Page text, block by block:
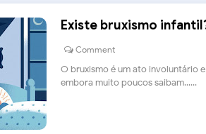
Existe bruxismo
Comment
O bruxismo é um ato involuntário
embora muito poucos saibam......